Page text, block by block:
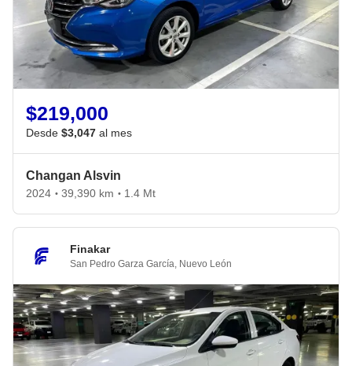
$219,000
Desde $3,047 al mes
Changan Alsvin
2024 • 39,390 km • 1.4 Mt
Finakar
San Pedro Garza García Nuevo León